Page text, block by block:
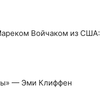
Войчаком из США:
— Эми Клиффен